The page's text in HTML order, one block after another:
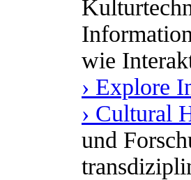
wie
› Explore
› Cultural
und